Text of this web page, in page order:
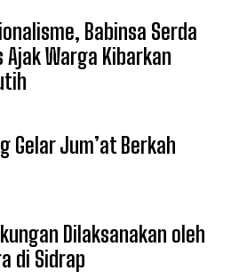
Babinsa Serda
Ajak Warga Kibarkan
Gelar Jum’at Berkah
Dilaksanakan oleh
di Sidrap